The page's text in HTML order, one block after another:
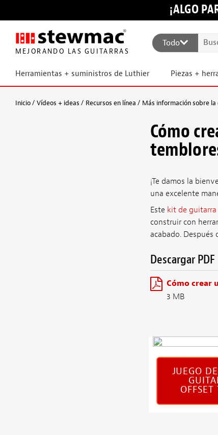
¡ALGO
MEJORANDO LAS GUITARRAS
Todo
Herramientas + suministros de Luthier Piezas +
Inicio Vídeos + ideas Recursos en línea Más información sobre
Cómo
¡Te damos la
una excelente
Este kit de
construir con
acabado.
Descargar PDF
Cómo crear
3 MB
JUEGO
OFFSET